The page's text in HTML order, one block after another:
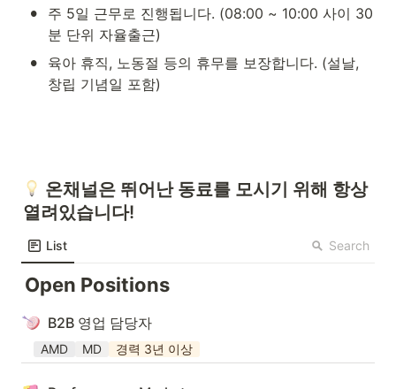
•
주 5일 근무로 진행됩니다. (08:00 ~ 10:00 사이 30
분 단위 자율출근)
•
육아 휴직, 노동절 등의 휴무를 보장합니다. (설날,
창립 기념일 포함)
온채널은 뛰어난 동료를 모시기 위해 항상
열려있습니다!
List Search
Open Positions
B2B 영업 담당자
AMD MD 경력 3년 이상